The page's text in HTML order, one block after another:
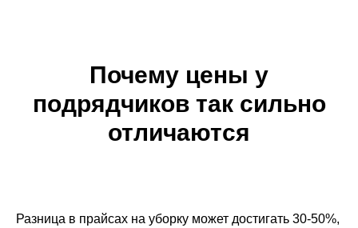
Почему цены у
подрядчиков так сильно
отличаются
Разница в прайсах на уборку может достигать 30-50%,